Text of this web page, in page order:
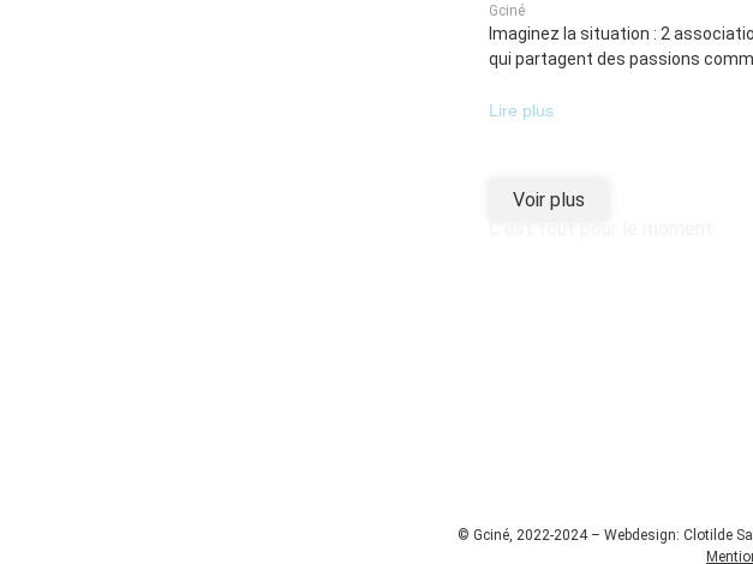
Gciné
Imaginez la situation : 2
qui partagent des passions
Lire plus
Voir plus
© Gciné, 2022-2024 – Webdesign: Clotilde